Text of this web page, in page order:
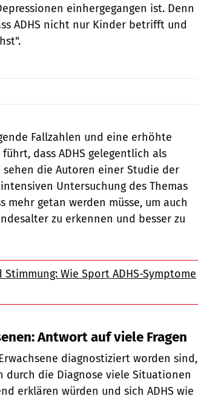
einhergegangen ist. Denn
ADHS nicht nur Kinder betrifft und
Fallzahlen und eine erhöhte
dass ADHS gelegentlich als
die Autoren einer Studie der
Untersuchung des Themas
getan werden müsse, um auch
zu erkennen und besser zu
Wie Sport ADHS-Symptome
Antwort auf viele Fragen
diagnostiziert worden sind,
durch die Diagnose viele Situationen
erklären würden und sich ADHS wie